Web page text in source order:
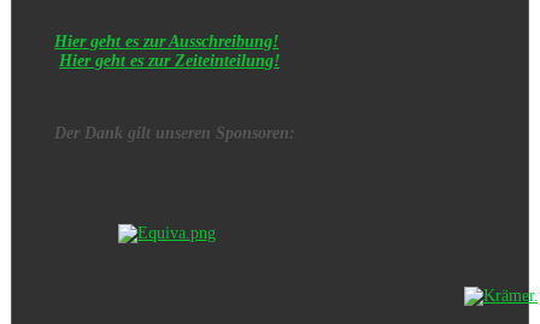
Hier geht es zur Ausschreibung!
Hier geht es zur Zeiteinteilung!
Der Dank gilt unseren Sponsoren: